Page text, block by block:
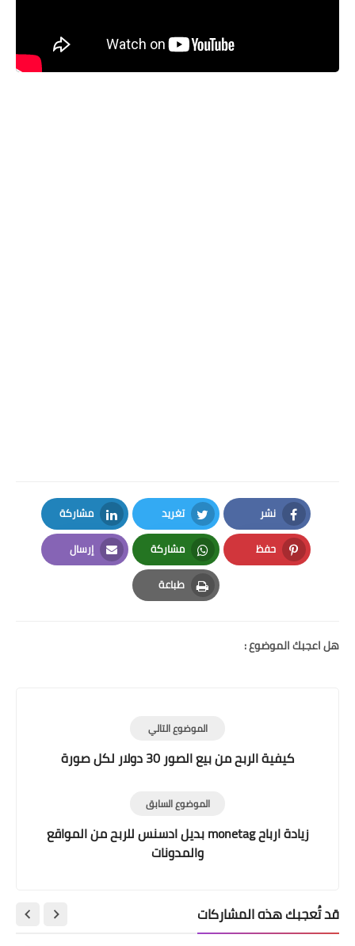
نشر
Facebook
تغريد
Twitter
مشاركة
LinkedIn
حفظ
Pinterest
مشاركة
Whatsapp
إرسال
Email
طباعة
Print
هل اعجبك الموضوع :
الموضوع التالي
كيفية الربح من بيع الصور 30 دولار لكل صورة
الموضوع السابق
زيادة ارباح monetag بديل ادسنس للربح من المواقع
والمدونات
قد تُعجبك هذه المشاركات